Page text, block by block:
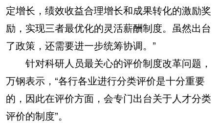
定增长，绩效收益合理增长和成果转化的激励奖
励，实现三者最优化的灵活薪酬制度。虽然出台
了政策，还需要进一步统筹协调。”
针对科研人员最关心的评价制度改革问题，
万钢表示，“各行各业进行分类评价是十分重要
的，因此在评价方面，会专门出台关于人才分类
评价的制度”。